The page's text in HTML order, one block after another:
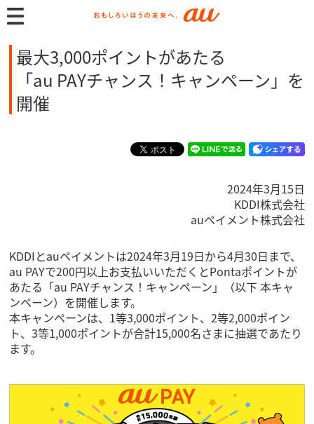
最大3,000ポイントがあたる
「au PAYチャンス！キャンペーン」を
開催
2024年3月15日
KDDI株式会社
auペイメント株式会社
KDDIとauペイメントは2024年3月19日から4月30日まで、
au PAYで200円以上お支払いいただくとPontaポイントが
あたる「au PAYチャンス！キャンペーン」（以下 本キャ
ンペーン）を開催します。
本キャンペーンは、1等3,000ポイント、2等2,000ポイン
ト、3等1,000ポイントが合計15,000名さまに抽選であたり
ます。